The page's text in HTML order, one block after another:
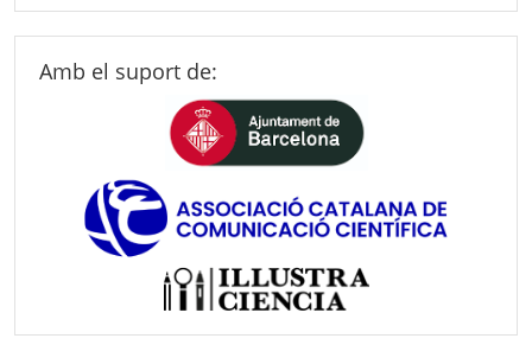
Amb el suport de: